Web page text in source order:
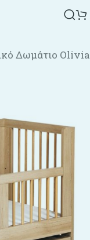
Δωμάτιο Olivia